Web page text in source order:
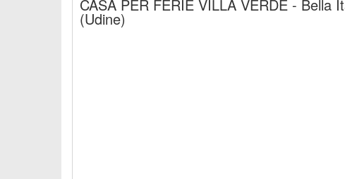
CASA PER FERIE VILLA VERDE - Bella
(Udine)